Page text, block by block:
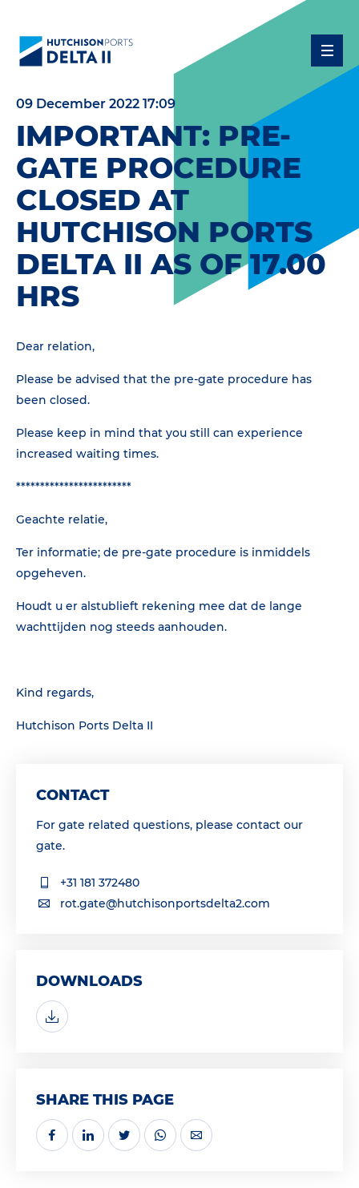
09 December 2022 17:09
IMPORTANT: PRE-
GATE PROCEDURE
CLOSED AT
HUTCHISON PORTS
DELTA II AS OF 17.00
HRS
Dear relation,
Please be advised that the pre-gate procedure has
been closed.
Please keep in mind that you still can experience
increased waiting times.
************************
Geachte relatie,
Ter informatie; de pre-gate procedure is inmiddels
opgeheven.
Houdt u er alstublieft rekening mee dat de lange
wachttijden nog steeds aanhouden.
Kind regards,
Hutchison Ports Delta II
CONTACT
For gate related questions, please contact our
gate.
+31 181 372480
rot.gate@hutchisonportsdelta2.com
DOWNLOADS
SHARE THIS PAGE